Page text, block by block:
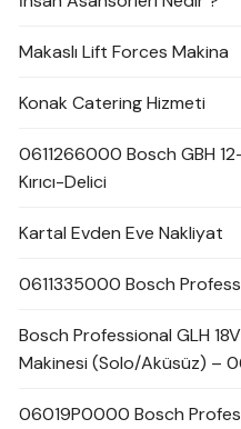
Makaslı Lift Forces Makina
Konak Catering Hizmeti
0611266000 Bosch GBH
Kırıcı-Delici
Kartal Evden Eve Nakliyat
0611335000 Bosch
Bosch Professional GLH
Makinesi (Solo/Aküsüz) –
06019P0000 Bosch